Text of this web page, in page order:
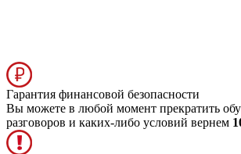
Гарантия финансовой безопасности
Вы можете в любой момент прекратить
разговоров и каких-либо условий вернем